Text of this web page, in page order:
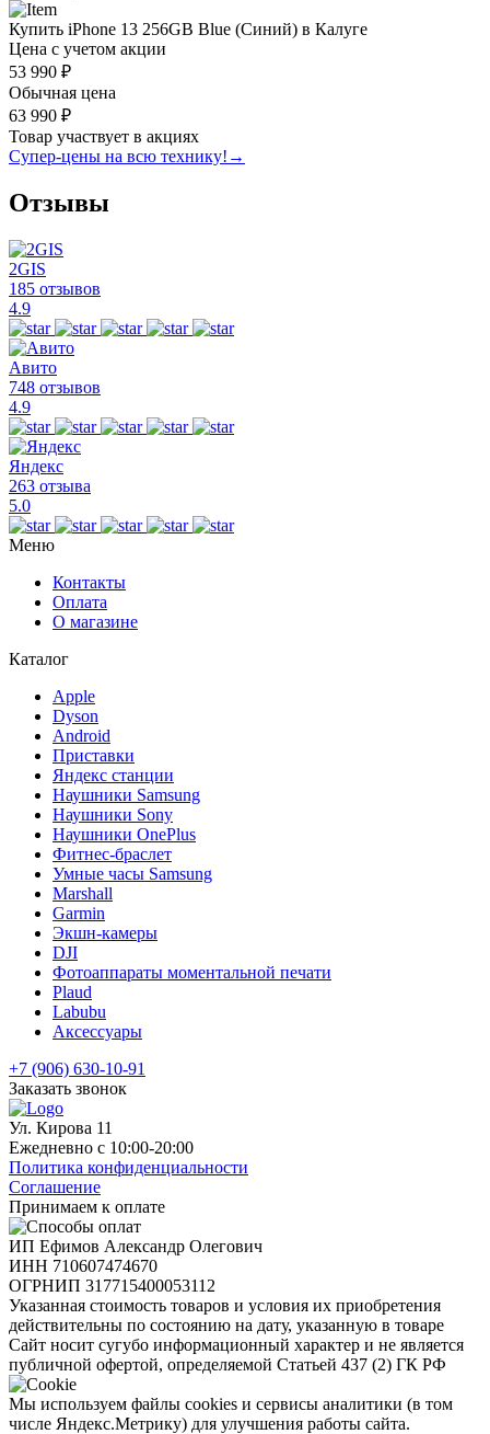
Купить iPhone 13 256GB Blue (Синий) в Калуге
Цена с учетом акции
53 990 ₽
Обычная цена
63 990 ₽
Товар участвует в акциях
Супер-цены на всю технику! →
Отзывы
2GIS
185 отзывов
4.9
Авито
748 отзывов
4.9
Яндекс
263 отзыва
5.0
Меню
Контакты
Оплата
О магазине
Каталог
Apple
Dyson
Android
Приставки
Яндекс станции
Наушники Samsung
Наушники Sony
Наушники OnePlus
Фитнес-браслет
Умные часы Samsung
Marshall
Garmin
Экшн-камеры
DJI
Фотоаппараты моментальной печати
Plaud
Labubu
Аксессуары
+7 (906) 630-10-91
Заказать звонок
Ул. Кирова 11
Ежедневно с 10:00-20:00
Политика конфиденциальности
Соглашение
Принимаем к оплате
ИП Ефимов Александр Олегович
ИНН 710607474670
ОГРНИП 317715400053112
Указанная стоимость товаров и условия их приобретения
действительны по состоянию на дату, указанную в товаре
Сайт носит сугубо информационный характер и не является
публичной офертой, определяемой Статьей 437 (2) ГК РФ
Мы используем файлы cookies и сервисы аналитики (в том
числе Яндекс.Метрику) для улучшения работы сайта.